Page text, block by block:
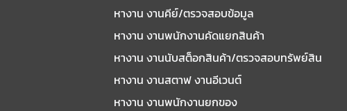
หางาน งานคีย์/ตรวจสอบข้อมูล
หางาน งานพนักงานคัดแยกสินค้า
หางาน งานนับสต็อกสินค้า/ตรวจสอบทรัพย์สิน
หางาน งานสตาฟ งานอีเวนต์
หางาน งานพนักงานยกของ